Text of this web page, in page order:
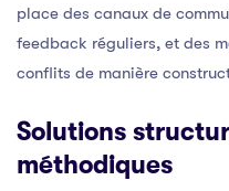
place des canaux de
feedback réguliers, et des
conflits de manière
Solutions
méthodiques